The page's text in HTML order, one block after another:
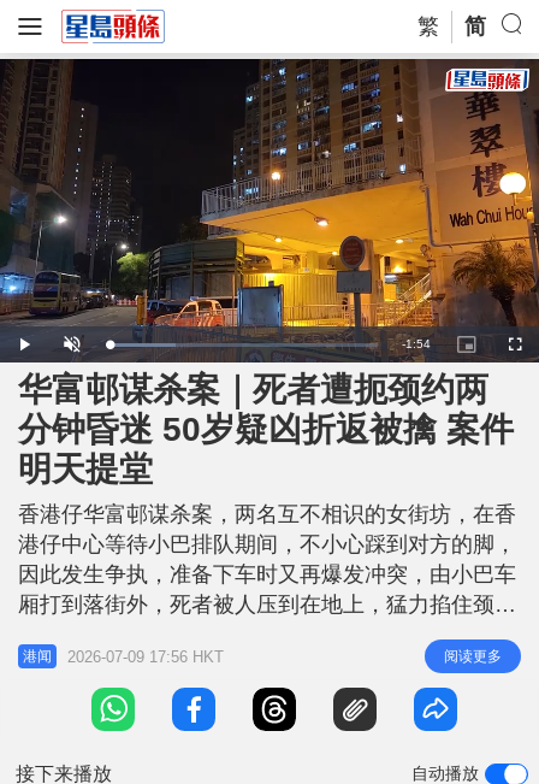
繁 简
P
l
a
y
U
n
m
u
t
e
L
o
a
d
e
d
:
2
4
.
8
7
R
e
m
n
n
-1:54
P
i
c
t
u
e
-
i
r
e
F
u
华富邨谋杀案｜死者遭扼颈约两
分钟昏迷 50岁疑凶折返被擒 案件
明天提堂
香港仔华富邨谋杀案，两名互不相识的女街坊，在香
港仔中心等待小巴排队期间，不小心踩到对方的脚，
因此发生争执，准备下车时又再爆发冲突，由小巴车
厢打到落街外，死者被人压到在地上，猛力掐住颈部
数分钟至昏迷，送院抢救无效。警方交代案情时指，
两人在小巴上已开始打斗，打到落行人路，持续两、
三分钟；其间死者被疑犯跪住腹部及叉颈，致不省人
事。疑犯曾经离开现场，约9分钟后折返，被在场的
港闻 2026-07-09 17:56 HKT 阅读更多
接下来播放 自动播放